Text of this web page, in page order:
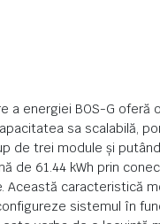
a energiei BOS-G oferă
sa scalabilă,
de trei module și
de 61.44 kWh prin
Această caracteristică
sistemul în